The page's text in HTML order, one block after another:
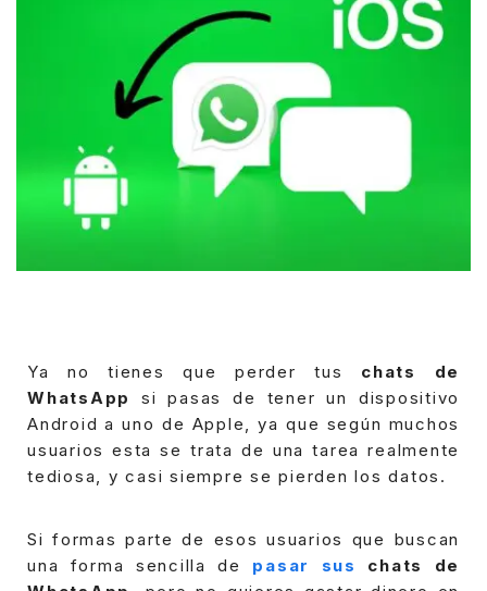
Ya no tienes que perder tus chats de
WhatsApp si pasas de tener un dispositivo
Android a uno de Apple, ya que según muchos
usuarios esta se trata de una tarea realmente
tediosa, y casi siempre se pierden los datos.
Si formas parte de esos usuarios que buscan
una forma sencilla de pasar sus chats de